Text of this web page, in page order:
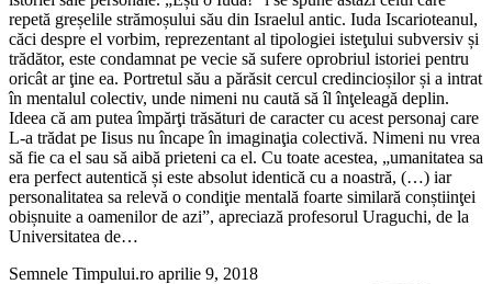
repetă greșelile strămoșului său din Israelul antic. Iuda Iscarioteanul,
căci despre el vorbim, reprezentant al tipologiei isteţului subversiv și
trădător, este condamnat pe vecie să sufere oprobriul istoriei pentru
oricât ar ţine ea. Portretul său a părăsit cercul credincioșilor și a intrat
în mentalul colectiv, unde nimeni nu caută să îl înţeleagă deplin.
Ideea că am putea împărţi trăsături de caracter cu acest personaj care
L-a trădat pe Iisus nu încape în imaginaţia colectivă. Nimeni nu vrea
să fie ca el sau să aibă prieteni ca el. Cu toate acestea, „umanitatea sa
era perfect autentică și este absolut identică cu a noastră, (…) iar
personalitatea sa relevă o condiţie mentală foarte similară conștiinţei
obișnuite a oamenilor de azi”, apreciază profesorul Uraguchi, de la
Universitatea de…
Semnele Timpului.ro aprilie 9, 2018